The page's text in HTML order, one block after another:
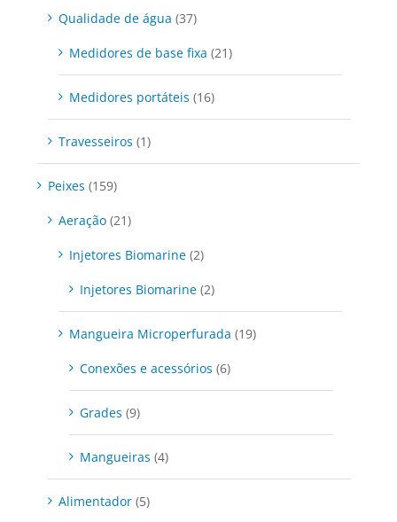
Qualidade de água (37)
Medidores de base fixa (21)
Medidores portáteis (16)
Travesseiros (1)
Peixes (159)
Aeração (21)
Injetores Biomarine (2)
Injetores Biomarine (2)
Mangueira Microperfurada (19)
Conexões e acessórios (6)
Grades (9)
Mangueiras (4)
Alimentador (5)